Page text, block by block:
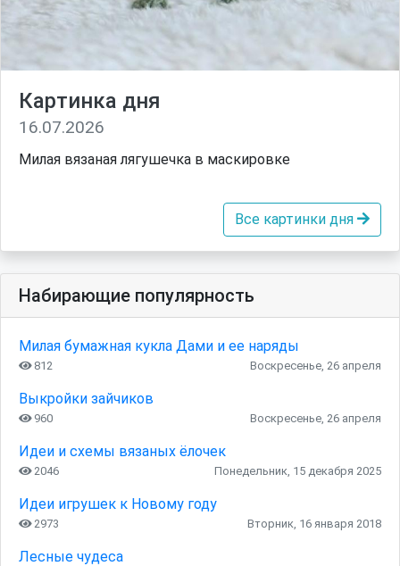
Картинка дня
16.07.2026
Милая вязаная лягушечка в маскировке
Все картинки дня
Набирающие популярность
Милая бумажная кукла Дами и ее наряды
812 Воскресенье, 26 апреля
Выкройки зайчиков
960 Воскресенье, 26 апреля
Идеи и схемы вязаных ёлочек
2046 Понедельник, 15 декабря 2025
Идеи игрушек к Новому году
2973 Вторник, 16 января 2018
Лесные чудеса